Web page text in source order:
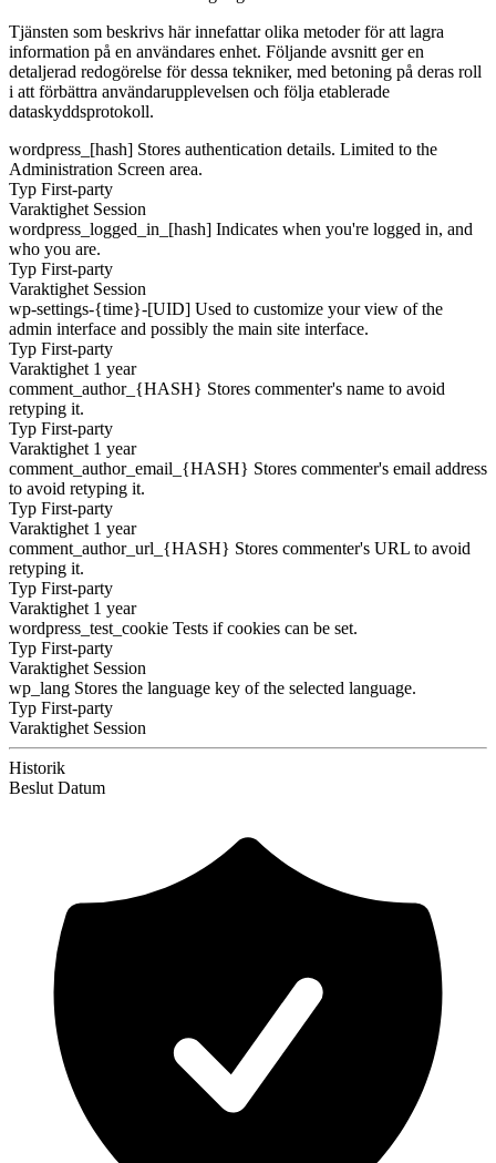
Tjänsten som beskrivs här innefattar olika metoder för att lagra
information på en användares enhet. Följande avsnitt ger en
detaljerad redogörelse för dessa tekniker, med betoning på deras roll
i att förbättra användarupplevelsen och följa etablerade
dataskyddsprotokoll.
wordpress_[hash] Stores authentication details. Limited to the
Administration Screen area.
Typ First-party
Varaktighet Session
wordpress_logged_in_[hash] Indicates when you're logged in, and
who you are.
Typ First-party
Varaktighet Session
wp-settings-{time}-[UID] Used to customize your view of the
admin interface and possibly the main site interface.
Typ First-party
Varaktighet 1 year
comment_author_{HASH} Stores commenter's name to avoid
retyping it.
Typ First-party
Varaktighet 1 year
comment_author_email_{HASH} Stores commenter's email address
to avoid retyping it.
Typ First-party
Varaktighet 1 year
comment_author_url_{HASH} Stores commenter's URL to avoid
retyping it.
Typ First-party
Varaktighet 1 year
wordpress_test_cookie Tests if cookies can be set.
Typ First-party
Varaktighet Session
wp_lang Stores the language key of the selected language.
Typ First-party
Varaktighet Session
Historik
Beslut Datum